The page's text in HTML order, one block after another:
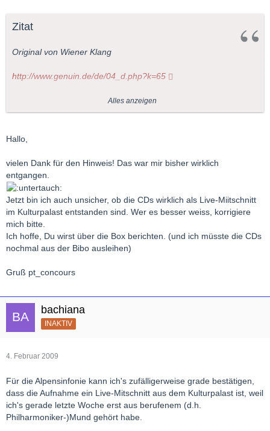
Zitat
Original von Wiener Klang
http://www.genuin.de/de/04_d.php?k=65
http://www.genuin.de/de/04_d.php?k=53
Alles anzeigen
Hallo,
vielen Dank für den Hinweis! Das war mir bisher wirklich
entgangen.
Jetzt bin ich auch unsicher, ob die CDs wirklich als Live-Miitschnitt
im Kulturpalast entstanden sind. Wer es besser weiss, korrigiere
mich bitte.
Ich hoffe, Du wirst über die Box berichten. (und ich müsste die CDs
nochmal aus der Bibo ausleihen)
Gruß pt_concours
bachiana
INAKTIV
4. Februar 2009
Für die Alpensinfonie kann ich's zufälligerweise grade bestätigen,
dass die Aufnahme ein Live-Mitschnitt aus dem Kulturpalast ist, weil
ich's gerade letzte Woche erst aus berufenem (d.h.
Philharmoniker-)Mund gehört habe.